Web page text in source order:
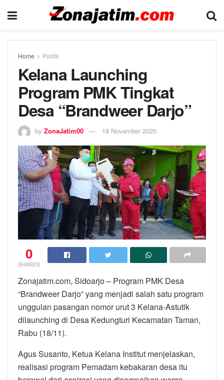
Home Politik
Kelana Launching
Program PMK Tingkat
Desa “Brandweer Darjo”
by ZonaJatim00 18 November 2020
0
SHARES
Zonajatim.com, Sidoarjo – Program PMK Desa
“Brandweer Darjo” yang menjadi salah satu program
unggulan pasangan nomor urut 3 Kelana-Astutik
dilaunching di Desa Kedungturi Kecamatan Taman,
Rabu (18/11).
Agus Susanto, Ketua Kelana Institut menjelaskan,
realisasi program Pemadam kebakaran desa itu